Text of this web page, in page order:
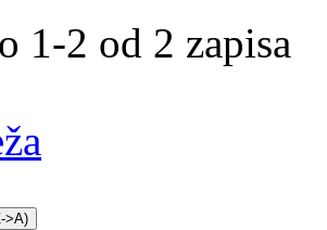
1-2 od 2 zapisa
>A)